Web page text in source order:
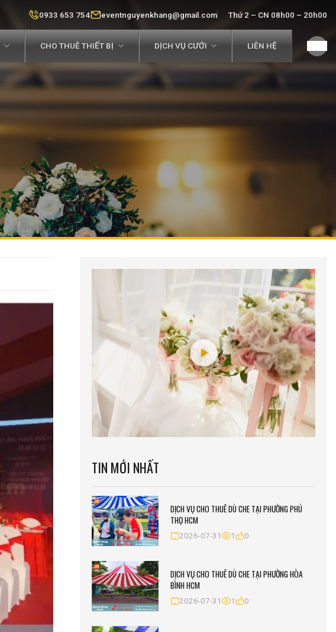
0933 653 754 eventnguyenkhang@gmail.com Thứ 2 – CN 08h00 – 20h00
CHO THUÊ THIẾT BỊ DỊCH VỤ CƯỚI LIÊN HỆ
TIN MỚI NHẤT
DỊCH VỤ CHO THUÊ DÙ CHE TẠI PHƯỜNG PHÚ
THỌ HCM
2026-07-31 1 0
DỊCH VỤ CHO THUÊ DÙ CHE TẠI PHƯỜNG HÒA
BÌNH HCM
2026-07-31 1 0